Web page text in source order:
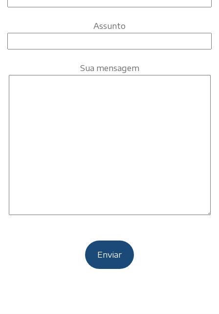
Assunto
Sua mensagem